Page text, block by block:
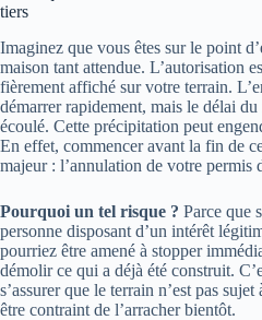
tiers
Imaginez que vous êtes sur le point
maison tant attendue. L’autorisation
fièrement affiché sur votre terrain.
démarrer rapidement, mais le délai du
écoulé. Cette précipitation peut
En effet, commencer avant la fin de
majeur : l’annulation de votre permis
Pourquoi un tel risque ? Parce que
personne disposant d’un intérêt
pourriez être amené à stopper
démolir ce qui a déjà été construit.
s’assurer que le terrain n’est pas
être contraint de l’arracher bientôt.